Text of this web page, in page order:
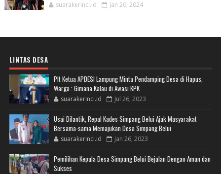
suarakerinci.id Jan 20, 2024
LINTAS DESA
Plt Ketua APDESI Lampung Minta Pendamping Desa di Hapus,
Warga : Gimana Kalau di Awasi KPK
suarakerinci.id Jul 26, 2023
Usai Dilantik, Repal Kades Simpang Belui Ajak Masyarakat
Bersama-sama Memajukan Desa Simpang Belui
suarakerinci.id Jan 26, 2023
Pemilihan Kepala Desa Simpang Belui Bejalan Dengan Aman dan
Sukses